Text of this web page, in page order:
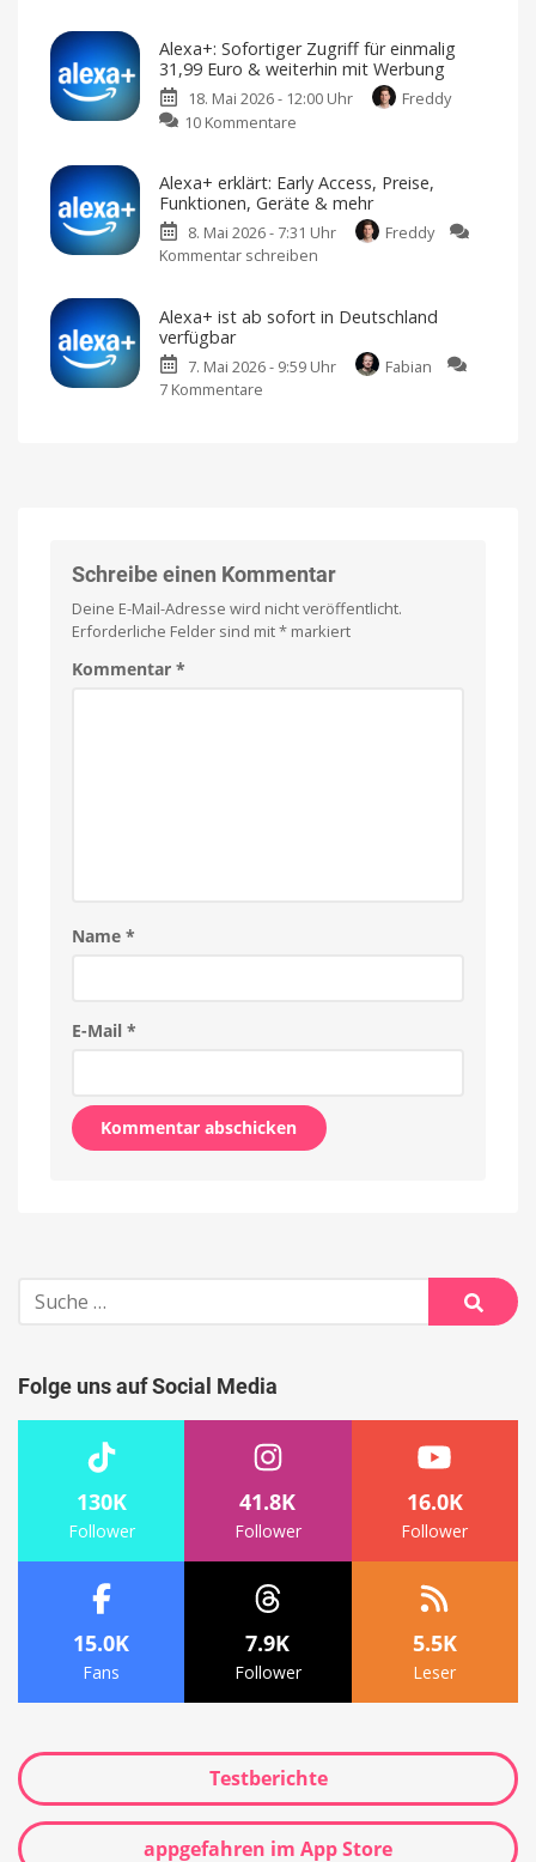
Studio
Zwei
Alexa-
Lautsprecher
Angebot
Artline:
Amazons
matter
jetzt
2710
günstiger
Preisfall
Alexa+: Sofortiger Zugriff für einmalig
31,99 Euro & weiterhin mit Werbung
18. Mai 2026 - 12:00 Uhr
Freddy
10 Kommentare
Zugriff
für
einmalig
31,99
weiterhin
Werbung
Alexa+ erklärt: Early Access, Preise,
Funktionen, Geräte & mehr
8. Mai 2026 - 7:31 Uhr
Freddy
Kommentar schreiben
Early
Preise,
Alexa+ ist ab sofort in Deutschland
verfügbar
7. Mai 2026 - 9:59 Uhr
Fabian
7 Kommentare
ersten
Video
Schreibe einen Kommentar
Deine E-Mail-Adresse wird nicht veröffentlicht.
Erforderliche Felder sind mit* markiert
Kommentar *
Name *
E-Mail *
Suche
nach:
Suche
Folge uns auf Social Media
130K
Follower
41.8K
Follower
16.0K
Follower
15.0K
Fans
7.9K
Follower
5.5K
Leser
Testberichte
appgefahren im App Store